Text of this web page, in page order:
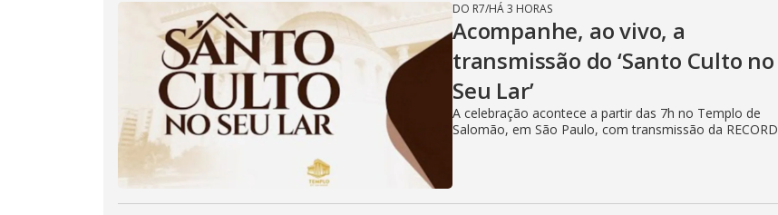
DO R7/HÁ 3 HORAS
Acompanhe, ao vivo, a
transmissão do ‘Santo Culto no
Seu Lar’
A celebração acontece a partir das 7h no Templo de
Salomão, em São Paulo, com transmissão da RECORD